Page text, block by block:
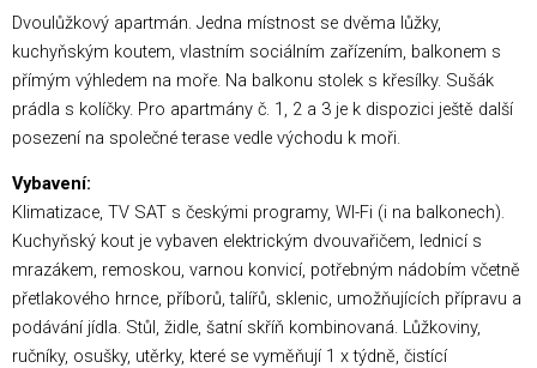
Dvoulůžkový apartmán. Jedna místnost se dvěma lůžky,
kuchyňským koutem, vlastním sociálním zařízením, balkonem s
přímým výhledem na moře. Na balkonu stolek s křesílky. Sušák
prádla s kolíčky. Pro apartmány č. 1, 2 a 3 je k dispozici ještě další
posezení na společné terase vedle východu k moři.
Vybavení:
Klimatizace, TV SAT s českými programy, WI-Fi (i na balkonech).
Kuchyňský kout je vybaven elektrickým dvouvařičem, lednicí s
mrazákem, remoskou, varnou konvicí, potřebným nádobím včetně
přetlakového hrnce, příborů, talířů, sklenic, umožňujících přípravu a
podávání jídla. Stůl, židle, šatní skříň kombinovaná. Lůžkoviny,
ručníky, osušky, utěrky, které se vyměňují 1 x týdně, čistící